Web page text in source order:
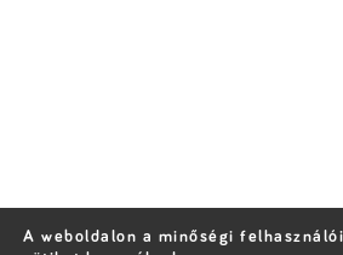
A weboldalon a minőségi